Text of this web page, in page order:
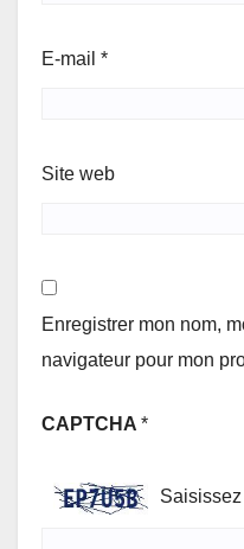
E-mail *
Site web
Enregistrer mon nom,
navigateur pour mon
CAPTCHA *